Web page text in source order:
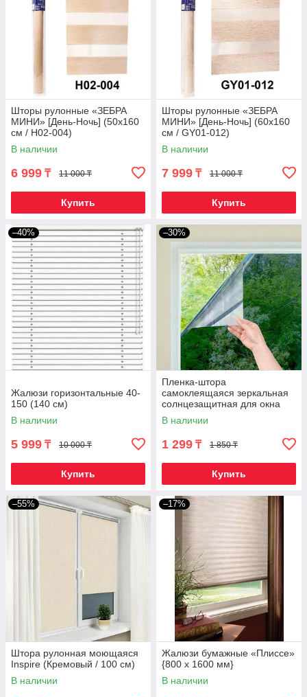
Шторы рулонные «ЗЕБРА
МИНИ» [День-Ночь] (50х160
см / H02-004)
В наличии
6 999 ₸ 11 000 ₸
Купить
Шторы рулонные «ЗЕБРА
МИНИ» [День-Ночь] (60х160
см / GY01-012)
В наличии
7 999 ₸ 11 000 ₸
Купить
–40%
Жалюзи горизонтальные 40-
150 (140 см)
В наличии
5 999 ₸ 10 000 ₸
Купить
–30%
Пленка-штора
самоклеящаяся зеркальная
солнцезащитная для окна
В наличии
1 299 ₸ 1 850 ₸
Купить
–55%
Штора рулонная моющаяся
Inspire (Кремовый / 100 см)
В наличии
–17%
Жалюзи бумажные «Плиссе»
{800 x 1600 мм}
В наличии